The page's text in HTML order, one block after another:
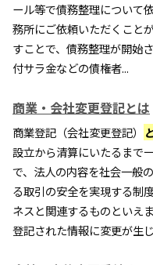
ール等で債務整理について
務所にご依頼いただくこと
すことで、債務整理が開始
付サラ金などの債権者...
商業・会社変更登記とは
商業登記（会社変更登記）
設立から清算にいたるまで
で、法人の内容を社会一般
る取引の安全を実現する制
ネスと関連するものといえ
登記された情報に変更が生